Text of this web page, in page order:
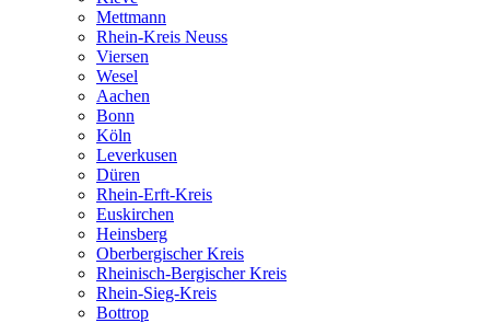
Mettmann
Rhein-Kreis Neuss
Viersen
Wesel
Aachen
Bonn
Köln
Leverkusen
Düren
Rhein-Erft-Kreis
Euskirchen
Heinsberg
Oberbergischer Kreis
Rheinisch-Bergischer Kreis
Rhein-Sieg-Kreis
Bottrop